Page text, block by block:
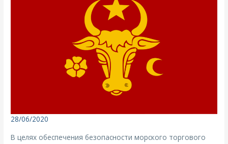
28/06/2020
В целях обеспечения безопасности морского торгового